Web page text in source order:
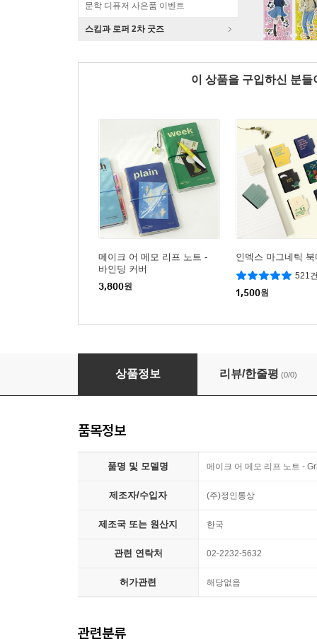
문학 디퓨저 사은품 이벤트
스킵과 로퍼 2차 굿즈
이 상품을 구입하신 분
메이크 어 메모 리프 노트 -
바인딩 커버
3,800원
인덱스 마그네틱 북
521
1,500원
메이크 어 메모 리프 노트 - Grid/Plain
상품정보 리뷰/한줄평 (0/0)
품목정보
품명 및 모델명 메이크 어 메모 리프 노트 -
제조자/수입자 (주)정인통상
제조국 또는 원산지 한국
관련 연락처 02-2232-5632
허가관련 해당없음
관련분류